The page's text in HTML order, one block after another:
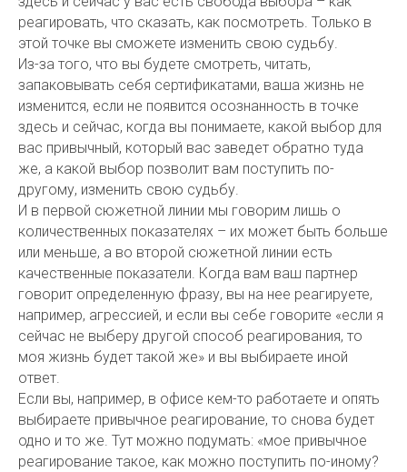
реагировать, что сказать, как посмотреть. Только в
этой точке вы сможете изменить свою судьбу.
Из-за того, что вы будете смотреть, читать,
запаковывать себя сертификатами, ваша жизнь не
изменится, если не появится осознанность в точке
здесь и сейчас, когда вы понимаете, какой выбор для
вас привычный, который вас заведет обратно туда
же, а какой выбор позволит вам поступить по-
другому, изменить свою судьбу.
И в первой сюжетной линии мы говорим лишь о
количественных показателях – их может быть больше
или меньше, а во второй сюжетной линии есть
качественные показатели. Когда вам ваш партнер
говорит определенную фразу, вы на нее реагируете,
например, агрессией, и если вы себе говорите «если я
сейчас не выберу другой способ реагирования, то
моя жизнь будет такой же» и вы выбираете иной
ответ.
Если вы, например, в офисе кем-то работаете и опять
выбираете привычное реагирование, то снова будет
одно и то же. Тут можно подумать: «мое привычное
реагирование такое, как можно поступить по-иному?